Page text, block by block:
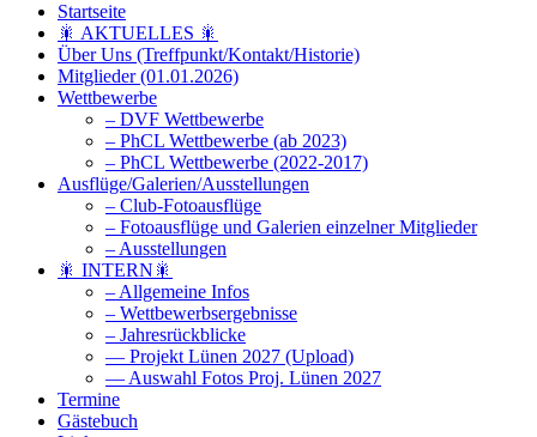
Startseite
🎇 AKTUELLES 🎇
Über Uns (Treffpunkt/Kontakt/Historie)
Mitglieder (01.01.2026)
Wettbewerbe
– DVF Wettbewerbe
– PhCL Wettbewerbe (ab 2023)
– PhCL Wettbewerbe (2022-2017)
Ausflüge/Galerien/Ausstellungen
– Club-Fotoausflüge
– Fotoausflüge und Galerien einzelner Mitglieder
– Ausstellungen
🎇 INTERN🎇
– Allgemeine Infos
– Wettbewerbsergebnisse
– Jahresrückblicke
— Projekt Lünen 2027 (Upload)
— Auswahl Fotos Proj. Lünen 2027
Termine
Gästebuch